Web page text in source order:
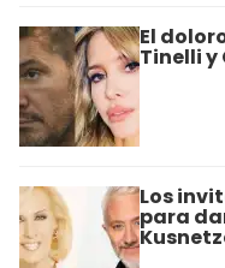
El
Tinelli
Los
para